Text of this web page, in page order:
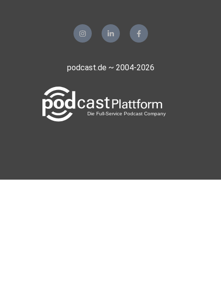
podcast.de ~ 2004-2026